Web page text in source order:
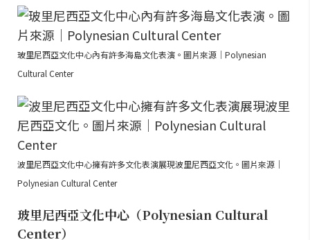
玻里尼西亞文化中心內有許多海島文化表演。圖片來源｜Polynesian
Cultural Center
波里尼西亞文化中心擁有許多文化表演展現波里尼西亞文化。圖片來源｜
Polynesian Cultural Center
玻里尼西亞文化中心（Polynesian Cultural
Center）